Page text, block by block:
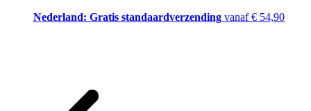
Nederland: Gratis standaardverzending vanaf € 54,90